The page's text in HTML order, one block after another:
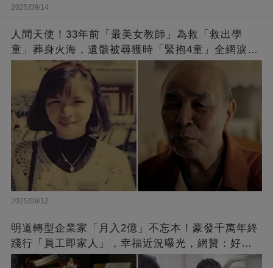
2025/09/14
人間天使！33年前「最美女教師」為救「救出學
童」葬身火海，遺骸被尋獲時「緊抱4童」全網淚
崩：真正的英雄不該被遺忘
2025/09/12
明道轉型企業家「月入2億」不忘本！豪發千萬年終
踐行「員工即家人」，幸福近況曝光，網贊：好老
闆的福報